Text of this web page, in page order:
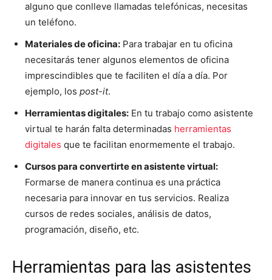
alguno que conlleve llamadas telefónicas, necesitas
un teléfono.
Materiales de oficina: Para trabajar en tu oficina
necesitarás tener algunos elementos de oficina
imprescindibles que te faciliten el día a día. Por
ejemplo, los post-it.
Herramientas digitales: En tu trabajo como asistente
virtual te harán falta determinadas herramientas
digitales que te facilitan enormemente el trabajo.
Cursos para convertirte en asistente virtual:
Formarse de manera continua es una práctica
necesaria para innovar en tus servicios. Realiza
cursos de redes sociales, análisis de datos,
programación, diseño, etc.
Herramientas para las asistentes